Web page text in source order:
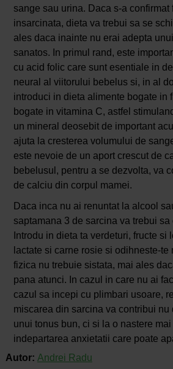
sange sau urina. Daca s-a confirmat
insarcinata, dieta va trebui sa se
ales daca inainte nu erai adepta
sanatos. In primul rand, este
cu acid folic care sunt esentiale in
neural al viitorului bebelus si, in al
introduci in dieta alimente bogate in
bogate in vitamina C, astfel
un mineral deosebit de important
ajuta la cresterea volumului de
este nevoie de un aport crescut de
bebelusul, pentru a se dezvolta, va
de calciu din corpul mamei.
Daca inca nu ai renuntat la alcool
saptamana 3 de sarcina va trebui
Introdu in dieta ta verdeturi, fructe si
lactate si carne rosie si odihneste-te
fizica nu trebuie sistata, mai ales
pana atunci. In cazul in care nu ai
cazul sa incepi cu plimbari usoare,
miscarea din sarcina va contribui nu
unui tonus bun, ci si la o nastere
indepartarea anxietatii care poate
Autor: Andrei Radu